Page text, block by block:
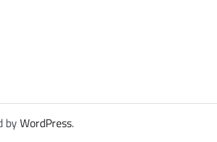
byWordPress.